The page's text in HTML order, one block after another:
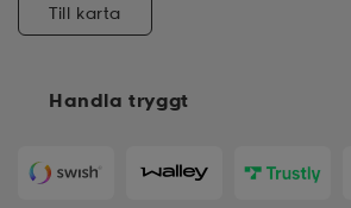
Handla tryggt
Till karta